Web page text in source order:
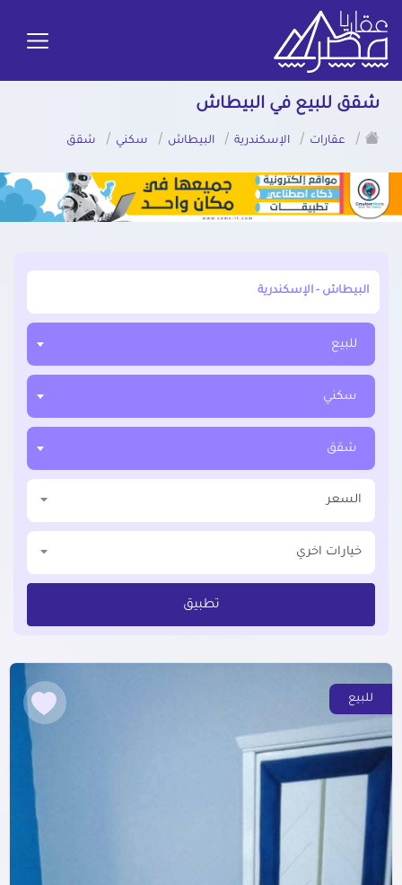
شقق للبيع في البيطاش
/
عقارات / الإسكندرية / البيطاش / سكني / شقق
أبحث عن مدينة, محافظة, حي
للبيع
سكني
شقق
السعر
خيارات اخري
تطبيق
للبيع